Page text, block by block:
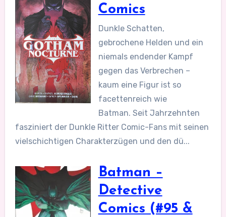
Comics
Dunkle Schatten,
gebrochene Helden und ein
niemals endender Kampf
gegen das Verbrechen –
kaum eine Figur ist so
facettenreich wie
Batman. Seit Jahrzehnten
fasziniert der Dunkle Ritter Comic-Fans mit seinen
vielschichtigen Charakterzügen und den dü...
Batman –
Detective
Comics (#95 &